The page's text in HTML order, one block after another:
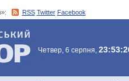
RSS Twitter Facebook
Четвер, 6 серпня,